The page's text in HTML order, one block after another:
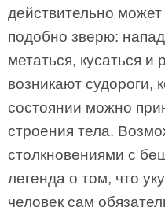
действительно
подобно зверю:
метаться, кусаться и
возникают судороги,
состоянии можно
строения тела.
столкновениями с
легенда о том, что
человек сам